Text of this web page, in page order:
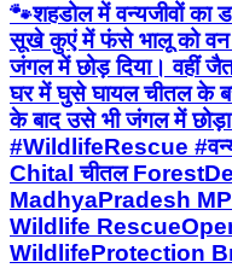
🐾शहडोल में वन्यजीवों का
सूखे कुएं में फंसे भालू को वन
जंगल में छोड़ दिया। वहीं
घर में घुसे घायल चीतल के
के बाद उसे भी जंगल में
#WildlifeRescue
Chital चीतल
MadhyaPradesh
Wildlife
WildlifeProtection